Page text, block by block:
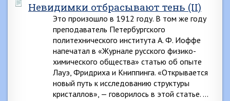
Невидимки отбрасывают тень (II)
Это произошло в 1912 году. В том же году
преподаватель Петербургского
политехнического института А. Ф. Иоффе
напечатал в «Журнале русского физико-
химического общества» статью об опыте
Лауэ, Фридриха и Книппинга. «Открывается
новый путь к исследованию структуры
кристаллов», — говорилось в этой статье. …